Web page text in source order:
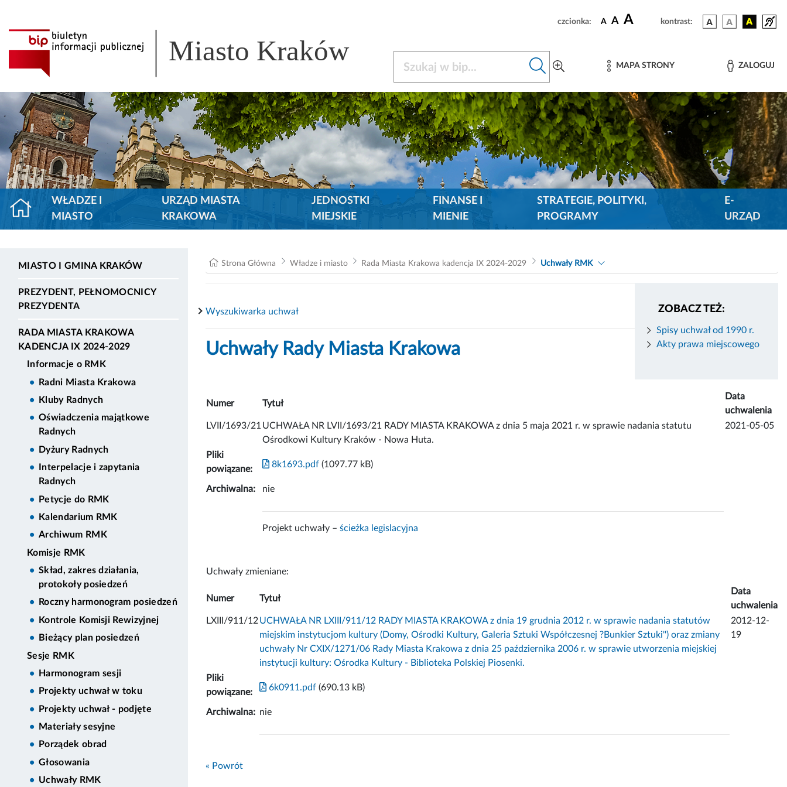
czcionka: A A A kontrast:
Miasto Kraków MAPA STRONY ZALOGUJ
WŁADZE I
MIASTO
URZĄD MIASTA
KRAKOWA
JEDNOSTKI
MIEJSKIE
FINANSE I
MIENIE
STRATEGIE, POLITYKI,
PROGRAMY
E-
URZĄD
MIASTO I GMINA KRAKÓW
PREZYDENT, PEŁNOMOCNICY
PREZYDENTA
RADA MIASTA KRAKOWA
KADENCJA IX 2024-2029
Informacje o RMK
Radni Miasta Krakowa
Kluby Radnych
Oświadczenia majątkowe
Radnych
Dyżury Radnych
Interpelacje i zapytania
Radnych
Petycje do RMK
Kalendarium RMK
Archiwum RMK
Komisje RMK
Skład, zakres działania,
protokoły posiedzeń
Roczny harmonogram posiedzeń
Kontrole Komisji Rewizyjnej
Bieżący plan posiedzeń
Sesje RMK
Harmonogram sesji
Projekty uchwał w toku
Projekty uchwał - podjęte
Materiały sesyjne
Porządek obrad
Głosowania
Uchwały RMK
Strona Główna Władze i miasto Rada Miasta Krakowa kadencja IX 2024-2029 Uchwały RMK
ZOBACZ TEŻ:
Spisy uchwał od 1990 r.
Akty prawa miejscowego
Wyszukiwarka uchwał
Uchwały Rady Miasta Krakowa
Numer Tytuł
Data
uchwalenia
LVII/1693/21 UCHWAŁA NR LVII/1693/21 RADY MIASTA KRAKOWA z dnia 5 maja 2021 r. w sprawie nadania statutu
Ośrodkowi Kultury Kraków - Nowa Huta.
2021-05-05
Pliki
powiązane:
8k1693.pdf (1097.77 kB)
Archiwalna: nie
Projekt uchwały – ścieżka legislacyjna
Uchwały zmieniane:
Numer Tytuł
Data
uchwalenia
LXIII/911/12UCHWAŁA NR LXIII/911/12 RADY MIASTA KRAKOWA z dnia 19 grudnia 2012 r. w sprawie nadania statutów
miejskim instytucjom kultury (Domy, Ośrodki Kultury, Galeria Sztuki Współczesnej ?Bunkier Sztuki'') oraz zmiany
uchwały Nr CXIX/1271/06 Rady Miasta Krakowa z dnia 25 października 2006 r. w sprawie utworzenia miejskiej
instytucji kultury: Ośrodka Kultury - Biblioteka Polskiej Piosenki.
2012-12-
19
Pliki
powiązane:
6k0911.pdf (690.13 kB)
Archiwalna: nie
« Powrót